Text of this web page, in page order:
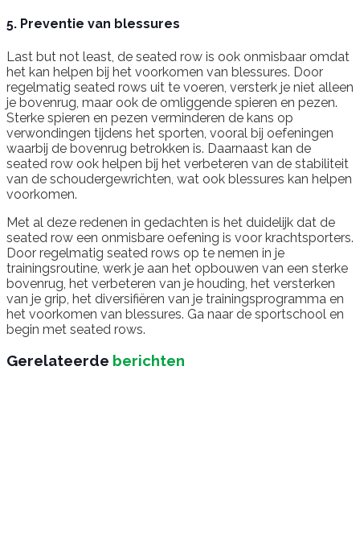
5. Preventie van blessures
Last but not least, de seated row is ook onmisbaar omdat
het kan helpen bij het voorkomen van blessures. Door
regelmatig seated rows uit te voeren, versterk je niet alleen
je bovenrug, maar ook de omliggende spieren en pezen.
Sterke spieren en pezen verminderen de kans op
verwondingen tijdens het sporten, vooral bij oefeningen
waarbij de bovenrug betrokken is. Daarnaast kan de
seated row ook helpen bij het verbeteren van de stabiliteit
van de schoudergewrichten, wat ook blessures kan helpen
voorkomen.
Met al deze redenen in gedachten is het duidelijk dat de
seated row een onmisbare oefening is voor krachtsporters.
Door regelmatig seated rows op te nemen in je
trainingsroutine, werk je aan het opbouwen van een sterke
bovenrug, het verbeteren van je houding, het versterken
van je grip, het diversifiëren van je trainingsprogramma en
het voorkomen van blessures. Ga naar de sportschool en
begin met seated rows.
Gerelateerde berichten